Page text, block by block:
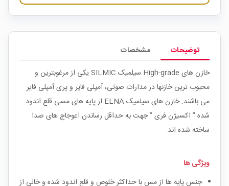
توضیحات
مشخصات
خازن های High-grade سیلمیک SILMIC یکی از مرغوبترین و
محبوب ترین خازنها در مدارات صوتی، آمپلی فایر و پری آمپلی فایر
می باشند. خازن های سیلمیک ELNA از پایه های مسی قلع اندود
شده ” اکسیژن فری ” جهت به حداقل رساندن اعوجاج های صدا
ساخته شده اند.
ویژگی ها
جنس پایه ها از مس با حداکثر خلوص و قلع اندود شده و خالی از